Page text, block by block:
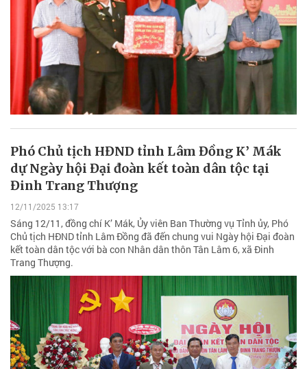
Phó Chủ tịch HĐND tỉnh Lâm Đồng K’ Mák
dự Ngày hội Đại đoàn kết toàn dân tộc tại
Đinh Trang Thượng
12/11/2025 13:17
Sáng 12/11, đồng chí K’ Mák, Ủy viên Ban Thường vụ Tỉnh ủy, Phó
Chủ tịch HĐND tỉnh Lâm Đồng đã đến chung vui Ngày hội Đại đoàn
kết toàn dân tộc với bà con Nhân dân thôn Tân Lâm 6, xã Đinh
Trang Thượng.